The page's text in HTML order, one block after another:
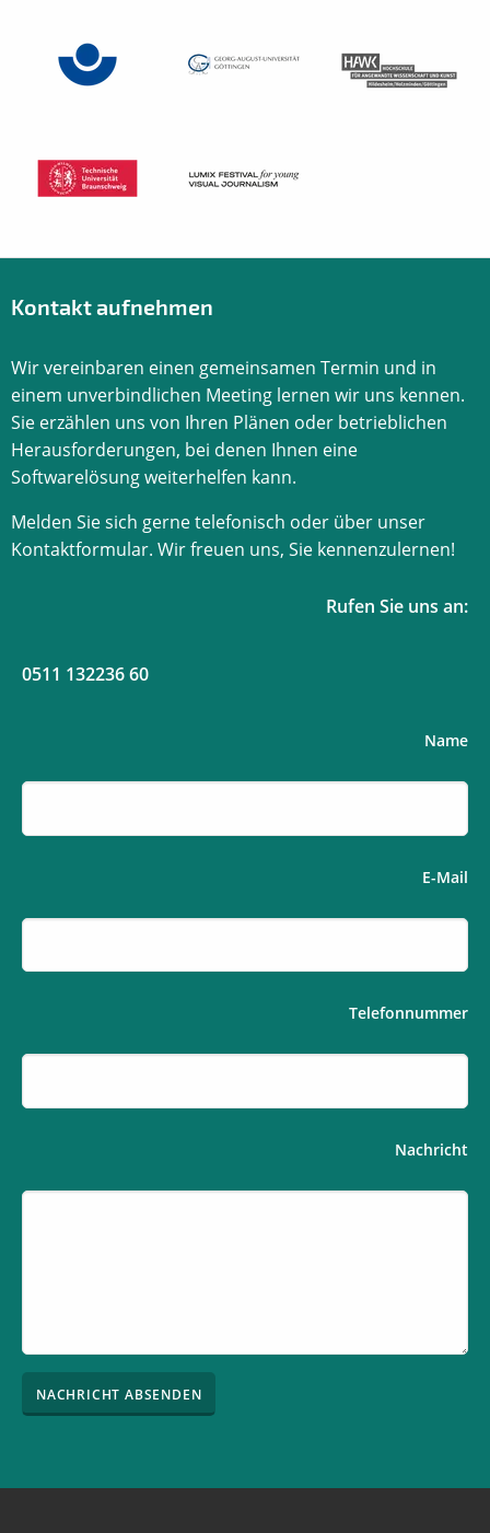
Kontakt aufnehmen
Wir vereinbaren einen gemeinsamen Termin und in
einem unverbindlichen Meeting lernen wir uns kennen.
Sie erzählen uns von Ihren Plänen oder betrieblichen
Herausforderungen, bei denen Ihnen eine
Softwarelösung weiterhelfen kann.
Melden Sie sich gerne telefonisch oder über unser
Kontaktformular. Wir freuen uns, Sie kennenzulernen!
Rufen Sie uns an:
0511 132236 60
Name
E-Mail
Telefonnummer
Nachricht